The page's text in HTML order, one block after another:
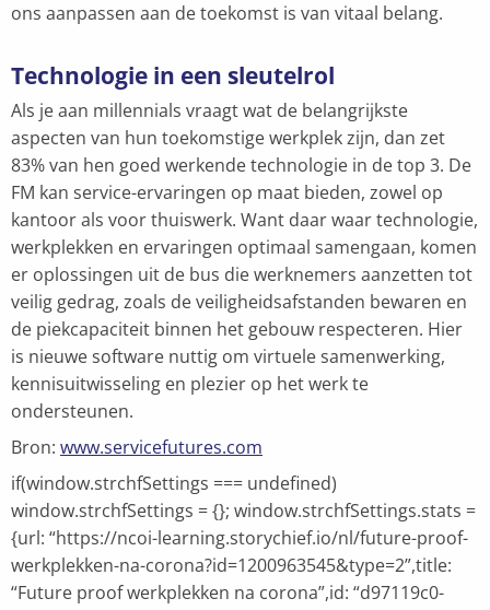
ons aanpassen aan de toekomst is van vitaal belang.
Technologie in een sleutelrol
Als je aan millennials vraagt wat de belangrijkste
aspecten van hun toekomstige werkplek zijn, dan zet
83% van hen goed werkende technologie in de top 3. De
FM kan service-ervaringen op maat bieden, zowel op
kantoor als voor thuiswerk. Want daar waar technologie,
werkplekken en ervaringen optimaal samengaan, komen
er oplossingen uit de bus die werknemers aanzetten tot
veilig gedrag, zoals de veiligheidsafstanden bewaren en
de piekcapaciteit binnen het gebouw respecteren. Hier
is nieuwe software nuttig om virtuele samenwerking,
kennisuitwisseling en plezier op het werk te
ondersteunen.
Bron: www.servicefutures.com
if(window.strchfSettings === undefined)
window.strchfSettings = {}; window.strchfSettings.stats =
{url: “https://ncoi-learning.storychief.io/nl/future-proof-
werkplekken-na-corona?id=1200963545&type=2”,title:
“Future proof werkplekken na corona”,id: “d97119c0-